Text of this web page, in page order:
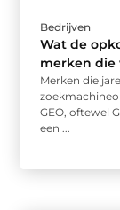
Bedrijven
Wat de
merken die
Merken die
GEO, oftewel
een ...